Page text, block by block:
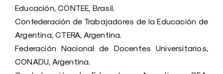
Educación, CONTEE, Brasil.
Confederación de Trabajadores de la Educación de
Argentina, CTERA, Argentina.
Federación Nacional de Docentes Universitarios,
CONADU, Argentina.